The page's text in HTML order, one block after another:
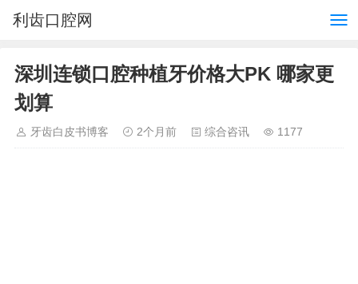
利齿口腔网
深圳连锁口腔种植牙价格大PK 哪家更
划算
牙齿白皮书博客 2个月前 综合咨讯 1177